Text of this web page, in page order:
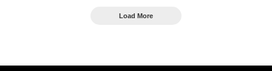
Load More